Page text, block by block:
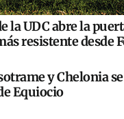
la UDC abre la
resistente desde
y Chelonia
Equiocio